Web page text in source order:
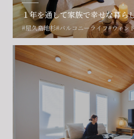
１年を通して家族で幸せな暮ら
#屋久島地杉#バルコニーライフ#ウィン
会社に関することや物
ご相談はこ
フォームからのお問
賃貸物件入居者
お困りごとのご相談
解約のお申し
土地の活用・賃貸経
ご相談はこ
フォームからのお問